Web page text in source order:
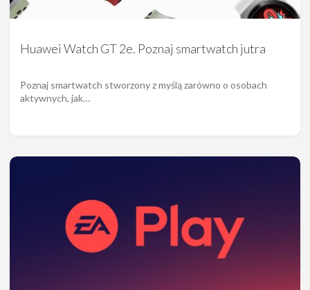
Huawei Watch GT 2e. Poznaj smartwatch jutra
Poznaj smartwatch stworzony z myślą zarówno o osobach
aktywnych, jak…